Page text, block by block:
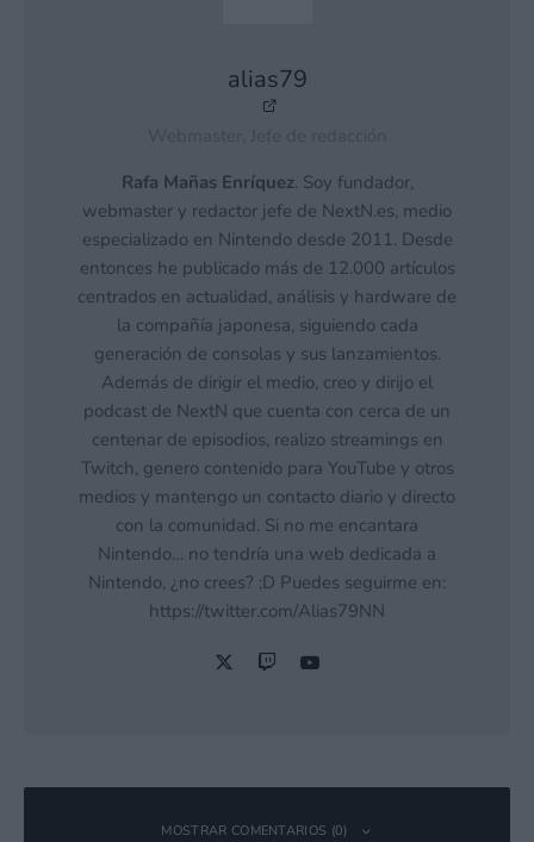
alias79
Rafa Mañas Enríquez. Soy fundador,
webmaster y redactor jefe de NextN.es, medio
especializado en Nintendo desde 2011. Desde
entonces he publicado más de 12.000 artículos
centrados en actualidad, análisis y hardware de
la compañía japonesa, siguiendo cada
generación de consolas y sus lanzamientos.
Además de dirigir el medio, creo y dirijo el
podcast de NextN que cuenta con cerca de un
centenar de episodios, realizo streamings en
Twitch, genero contenido para YouTube y otros
medios y mantengo un contacto diario y directo
con la comunidad. Si no me encantara
Nintendo… no tendría una web dedicada a
Nintendo, ¿no crees? ;D Puedes seguirme en:
https://twitter.com/Alias79NN
MOSTRAR COMENTARIOS (0)